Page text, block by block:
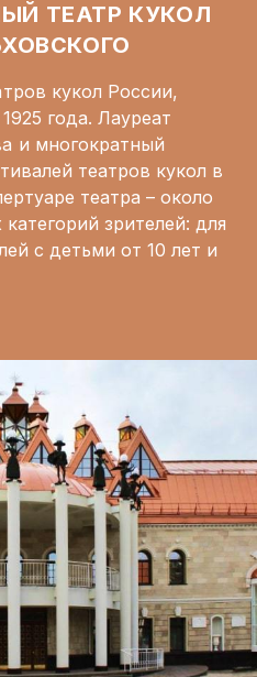
ТЕАТР КУКОЛ
кукол России,
года. Лауреат
и многократный
театров кукол в
театра – около
зрителей: для
с детьми от 10 лет и